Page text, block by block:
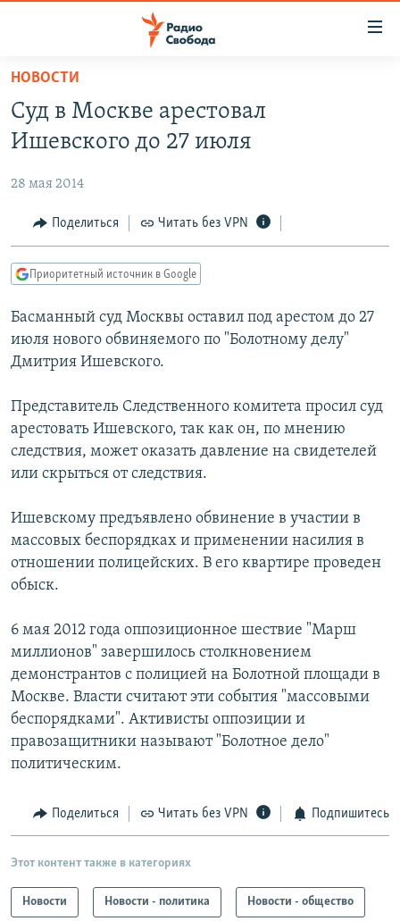
упрощенного
доступа
Вернуться
основному
Вернутся
главной
навигации
Вернутся
поиску
ПОДКАСТЫ
ЦИТАТЫ СВОБОДЫ
МНЕНИЯ
IDEL.РЕАЛИИ
КАВКАЗ.РЕАЛИИ
СЕВЕР.РЕАЛИИ
РАСПИСАНИЕ ВЕЩАНИЯ
ПОДПИШИТЕСЬ НА РАССЫЛКУ
НОВОСТИ
Суд в Москве арестовал
Ишевского до 27 июля
28 мая 2014
Поделиться Читать без VPN
Приоритетный источник в Google
Басманный суд Москвы оставил под арестом до 27
июля нового обвиняемого по "Болотному делу"
Дмитрия Ишевского.
Представитель Следственного комитета просил суд
арестовать Ишевского, так как он, по мнению
следствия, может оказать давление на свидетелей
или скрыться от следствия.
Ишевскому предъявлено обвинение в участии в
массовых беспорядках и применении насилия в
отношении полицейских. В его квартире проведен
обыск.
6 мая 2012 года оппозиционное шествие "Марш
миллионов" завершилось столкновением
демонстрантов с полицией на Болотной площади в
Москве. Власти считают эти события "массовыми
беспорядками". Активисты оппозиции и
правозащитники называют "Болотное дело"
политическим.
Поделиться Читать без VPN Подпишитесь
Этот контент также в категориях
Новости Новости - политика Новости - общество